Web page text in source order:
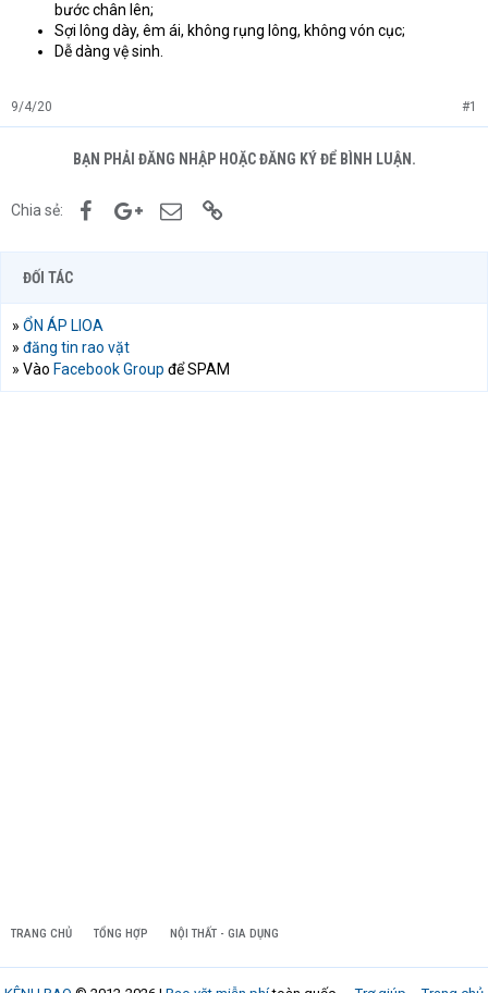
bước chân lên;
Sợi lông dày, êm ái, không rụng lông, không vón cục;
Dễ dàng vệ sinh.
9/4/20 #1
BẠN PHẢI ĐĂNG NHẬP HOẶC ĐĂNG KÝ ĐỂ BÌNH LUẬN.
Chia sẻ: FacebookGoogle+Email
ĐỐI TÁC
» ỔN ÁP LIOA
» đăng tin rao vặt
» Vào Facebook Group để SPAM
TRANG CHỦ TỔNG HỢP NỘI THẤT - GIA DỤNG